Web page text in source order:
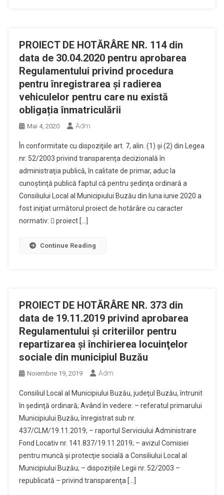
PROIECT DE HOTĂRÂRE NR. 114 din
data de 30.04.2020 pentru aprobarea
Regulamentului privind procedura
pentru înregistrarea și radierea
vehiculelor pentru care nu există
obligația înmatriculării
Mai 4, 2020 Adm
În conformitate cu dispoziţiile art. 7, alin. (1) și (2) din Legea
nr. 52/2003 privind transparenţa decizională în
administraţia publică, în calitate de primar, aduc la
cunoştinţă publică faptul că pentru şedinţa ordinară a
Consiliului Local al Municipiului Buzău din luna iunie 2020 a
fost iniţiat următorul proiect de hotărâre cu caracter
normativ:  proiect […]
Continue Reading
PROIECT DE HOTĂRÂRE NR. 373 din
data de 19.11.2019 privind aprobarea
Regulamentului şi criteriilor pentru
repartizarea şi închirierea locuinţelor
sociale din municipiul Buzău
Noiembrie 19, 2019 Adm
Consiliul Local al Municipiului Buzău, judeţul Buzău, întrunit
în şedinţă ordinară; Având în vedere: – referatul primarului
Municipiului Buzău, înregistrat sub nr.
437/CLM/19.11.2019; – raportul Serviciului Administrare
Fond Locativ nr. 141.837/19.11.2019; – avizul Comisiei
pentru muncă şi protecţie socială a Consiliului Local al
Municipiului Buzău; – dispozițiile Legii nr. 52/2003 –
republicată – privind transparenţa […]